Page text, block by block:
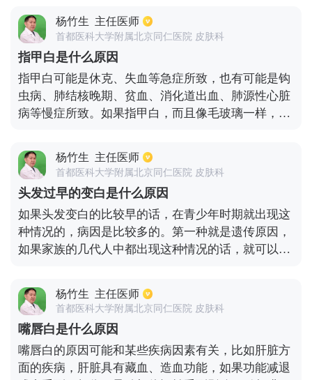
会出现增生的情况，患者牙齿表面会附着大量的腐
败、坏死性物质，这种情况下，患者在进行血常规检
查时，就会发现白细胞数明显增高。因此，当患者出
现牙龈发白的症状后，要是患者无法明确病因的话，
还需要尽快到医院进行检查，以便尽快明确诊断，以
免贻误治疗。
杨竹生 主任医师
首都医科大学附属北京同仁医院 皮肤科
指甲白是什么原因
指甲白可能是休克、失血等急症所致，也有可能是钩
虫病、肺结核晚期、贫血、消化道出血、肺源性心脏
病等慢症所致。如果指甲白，而且像毛玻璃一样，往
环的好坏与否往往会直接影响心脏的功能，而肝脏的
精华往往表现在人的指甲上面，如果指甲白，往往心
气虚，血液循环也不太好。而且肝血的盛衰对指甲的
影响很大，如果肝血盛，指甲往往有光泽。气虚者往
往会出现自汗、疲倦、乏力、齿痕、少气懒言等症
状。血虚者往往会伴随面色苍白、脉细、站起时眼前
发黑以及唇舌色淡等症状。
杨竹生 主任医师
首都医科大学附属北京同仁医院 皮肤科
头发过早的变白是什么原因
如果头发变白的比较早的话，在青少年时期就出现这
种情况的，病因是比较多的。第一种就是遗传原因，
如果家族的几代人中都出现这种情况的话，就可以确
时摄入的营养物质有很大的关系。如果平时喜欢吃
糖，体内摄入的糖过多的话，就有可能造成缺乏微量
元素或者维生素的等，从而就会造成头发的发白。第
三就是心理因素或者躯体因素所造成的应激反应，这
个也是比较常见的。第四就是内分泌失调，造成体内
的黑色素减少。
杨竹生 主任医师
首都医科大学附属北京同仁医院 皮肤科
嘴唇白是什么原因
嘴唇白的原因可能和某些疾病因素有关，比如肝脏方
面的疾病，肝脏具有藏血、造血功能，如果功能减退